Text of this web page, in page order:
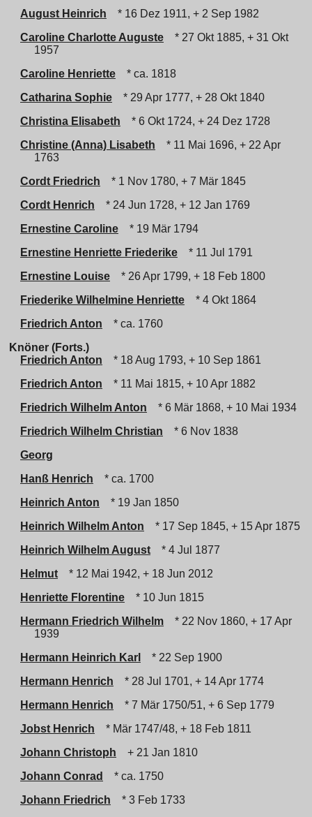
August Heinrich
* 16 Dez 1911, + 2 Sep 1982
Caroline Charlotte Auguste
* 27 Okt 1885, + 31 Okt
1957
Caroline Henriette
* ca. 1818
Catharina Sophie
* 29 Apr 1777, + 28 Okt 1840
Christina Elisabeth
* 6 Okt 1724, + 24 Dez 1728
Christine (Anna) Lisabeth
* 11 Mai 1696, + 22 Apr
1763
Cordt Friedrich
* 1 Nov 1780, + 7 Mär 1845
Cordt Henrich
* 24 Jun 1728, + 12 Jan 1769
Ernestine Caroline
* 19 Mär 1794
Ernestine Henriette Friederike
* 11 Jul 1791
Ernestine Louise
* 26 Apr 1799, + 18 Feb 1800
Friederike Wilhelmine Henriette
* 4 Okt 1864
Friedrich Anton
* ca. 1760
Knöner (Forts.)
Friedrich Anton
* 18 Aug 1793, + 10 Sep 1861
Friedrich Anton
* 11 Mai 1815, + 10 Apr 1882
Friedrich Wilhelm Anton
* 6 Mär 1868, + 10 Mai 1934
Friedrich Wilhelm Christian
* 6 Nov 1838
Georg
Hanß Henrich
* ca. 1700
Heinrich Anton
* 19 Jan 1850
Heinrich Wilhelm Anton
* 17 Sep 1845, + 15 Apr 1875
Heinrich Wilhelm August
* 4 Jul 1877
Helmut
* 12 Mai 1942, + 18 Jun 2012
Henriette Florentine
* 10 Jun 1815
Hermann Friedrich Wilhelm
* 22 Nov 1860, + 17 Apr
1939
Hermann Heinrich Karl
* 22 Sep 1900
Hermann Henrich
* 28 Jul 1701, + 14 Apr 1774
Hermann Henrich
* 7 Mär 1750/51, + 6 Sep 1779
Jobst Henrich
* Mär 1747/48, + 18 Feb 1811
Johann Christoph
+ 21 Jan 1810
Johann Conrad
* ca. 1750
Johann Friedrich
* 3 Feb 1733